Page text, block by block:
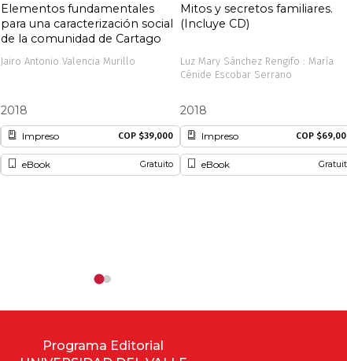
Elementos fundamentales
para una caracterización social
de la comunidad de Cartago
Jairo Antonio Valencia Murillo
2018
Impreso COP $39,000
eBook Gratuito
Mitos y secretos familiares.
(Incluye CD)
Luz Mary Sánchez Rengifo : María
Cénide Escobar Serrano
2018
Impreso COP
eBook
Programa Editorial